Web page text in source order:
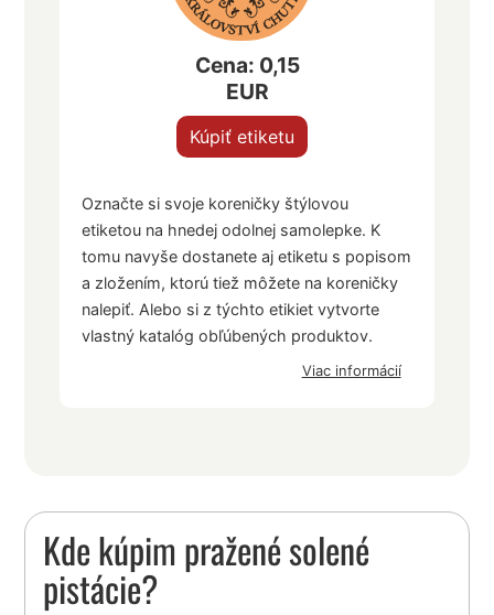
Cena: 0,15
EUR
Kúpiť etiketu
Označte si svoje koreničky štýlovou
etiketou na hnedej odolnej samolepke. K
tomu navyše dostanete aj etiketu s popisom
a zložením, ktorú tiež môžete na koreničky
nalepiť. Alebo si z týchto etikiet vytvorte
vlastný katalóg obľúbených produktov.
Viac informácií
Kde kúpim pražené solené
pistácie?